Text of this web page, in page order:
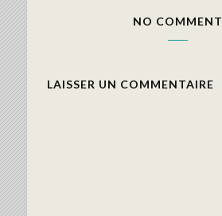
NO COMMENT
LAISSER UN COMMENTAIRE